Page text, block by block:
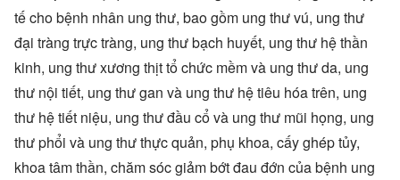
tế cho bệnh nhân ung thư, bao gồm ung thư vú, ung thư
đại tràng trực tràng, ung thư bạch huyết, ung thư hệ thần
kinh, ung thư xương thịt tổ chức mềm và ung thư da, ung
thư nội tiết, ung thư gan và ung thư hệ tiêu hóa trên, ung
thư hệ tiết niệu, ung thư đầu cổ và ung thư mũi họng, ung
thư phổi và ung thư thực quản, phụ khoa, cấy ghép tủy,
khoa tâm thần, chăm sóc giảm bớt đau đớn của bệnh ung